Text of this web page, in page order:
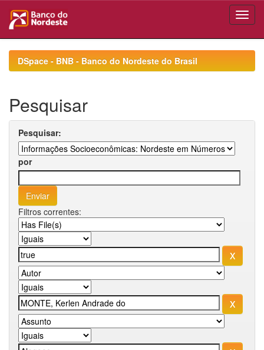
navigationDSpace - BNB - Banco do Nordeste do Brasil
Pesquisar
Pesquisar:
por
Filtros correntes: